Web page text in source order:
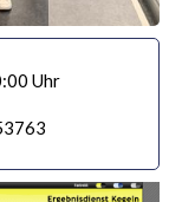
Uhr